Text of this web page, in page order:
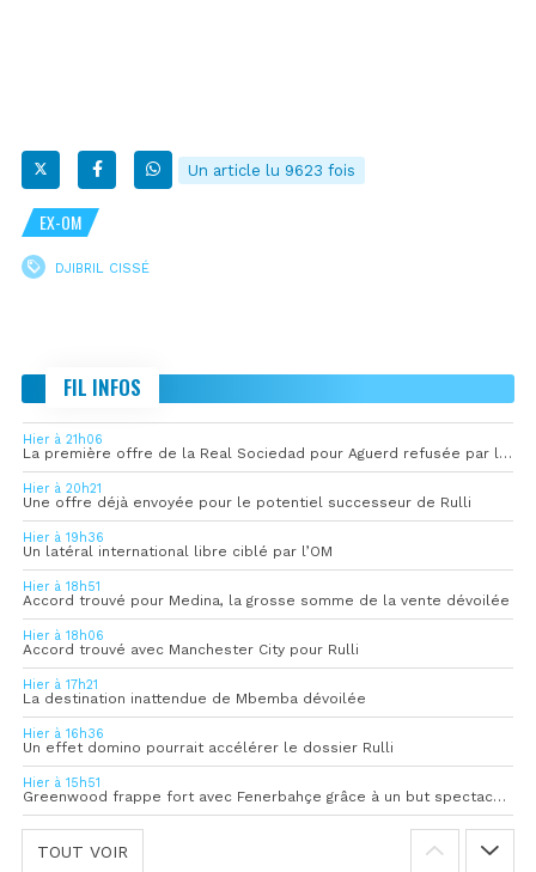
Un article lu 9623 fois
EX-OM
DJIBRIL CISSÉ
FIL INFOS
Hier à 21h06
La première offre de la Real Sociedad pour Aguerd refusée par l’OM
Hier à 20h21
Une offre déjà envoyée pour le potentiel successeur de Rulli
Hier à 19h36
Un latéral international libre ciblé par l’OM
Hier à 18h51
Accord trouvé pour Medina, la grosse somme de la vente dévoilée
Hier à 18h06
Accord trouvé avec Manchester City pour Rulli
Hier à 17h21
La destination inattendue de Mbemba dévoilée
Hier à 16h36
Un effet domino pourrait accélérer le dossier Rulli
Hier à 15h51
Greenwood frappe fort avec Fenerbahçe grâce à un but spectaculaire
TOUT VOIR